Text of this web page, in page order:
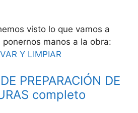
visto lo que vamos a
ponernos manos a la obra:
Y LIMPIAR
PREPARACIÓN DE
completo